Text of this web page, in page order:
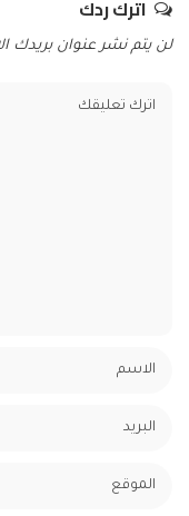
اترك ردك
لن يتم نشر عنوان بريدك